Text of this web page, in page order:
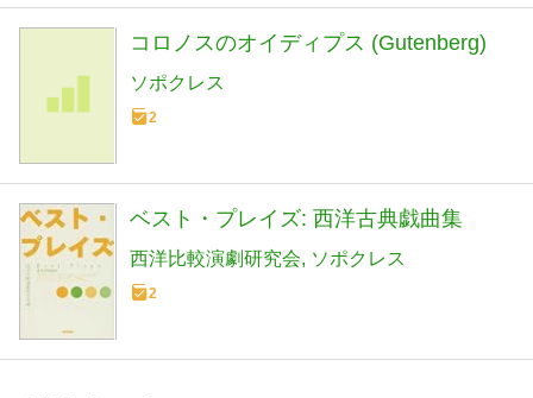
コロノスのオイディプス (Gutenberg)
ソポクレス
2
ベスト・プレイズ: 西洋古典戯曲集
西洋比較演劇研究会 ソポクレス
2